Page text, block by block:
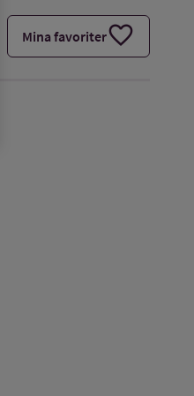
Mina favoriterfavorite